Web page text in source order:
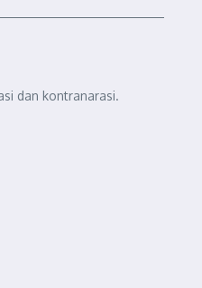
dan kontranarasi.